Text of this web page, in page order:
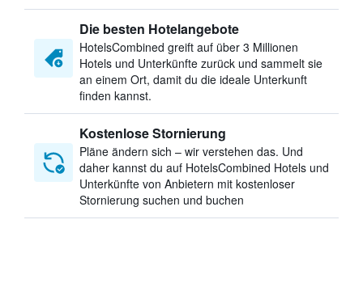
Die besten Hotelangebote
HotelsCombined greift auf über 3 Millionen
Hotels und Unterkünfte zurück und sammelt sie
an einem Ort, damit du die ideale Unterkunft
finden kannst.
Kostenlose Stornierung
Pläne ändern sich – wir verstehen das. Und
daher kannst du auf HotelsCombined Hotels und
Unterkünfte von Anbietern mit kostenloser
Stornierung suchen und buchen